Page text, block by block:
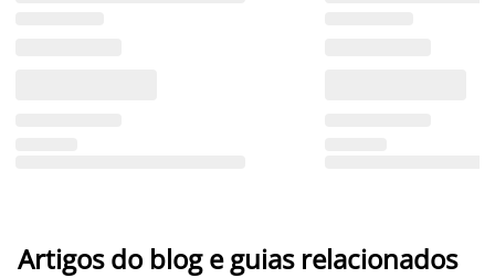
Artigos do blog e guias relacionados